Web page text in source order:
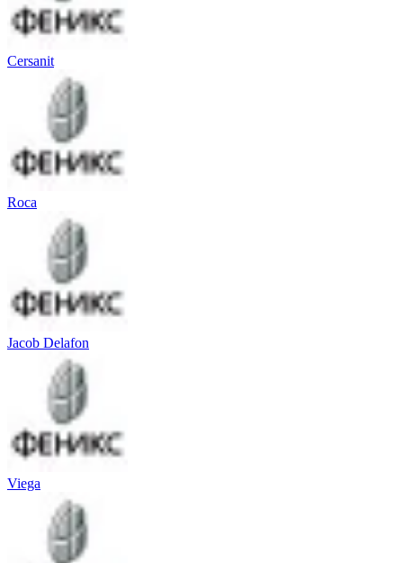
Cersanit
Roca
Jacob Delafon
Viega